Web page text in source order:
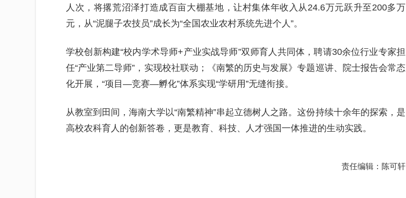
人次，将撂荒沼泽打造成百亩大棚基地，让村集体年收入从24.6万元跃升至200多万
元，从“泥腿子农技员”成长为“全国农业农村系统先进个人”。
学校创新构建“校内学术导师+产业实战导师”双师育人共同体，聘请30余位行业专家担
任“产业第二导师”，实现校社联动；《南繁的历史与发展》专题巡讲、院士报告会常态
化开展，“项目—竞赛—孵化”体系实现“学研用”无缝衔接。
从教室到田间，海南大学以“南繁精神”串起立德树人之路。这份持续十余年的探索，是
高校农科育人的创新答卷，更是教育、科技、人才强国一体推进的生动实践。
责任编辑：陈可轩